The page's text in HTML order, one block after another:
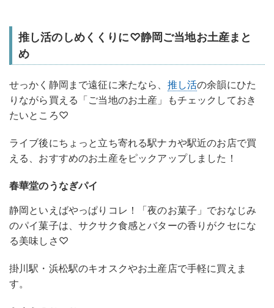
推し活のしめくくりに♡静岡ご当地お土産まと
め
せっかく静岡まで遠征に来たなら、 推し活の余韻にひた
りながら買える「ご当地のお土産」もチェックしておき
たいところ♡
ライブ後にちょっと立ち寄れる駅ナカや駅近のお店で買
える、おすすめのお土産をピックアップしました！
春華堂のうなぎパイ
静岡といえばやっぱりコレ！「夜のお菓子」でおなじみ
のパイ菓子は、サクサク食感とバターの香りがクセにな
る美味しさ♡
掛川駅・浜松駅のキオスクやお土産店で手軽に買えま
す。